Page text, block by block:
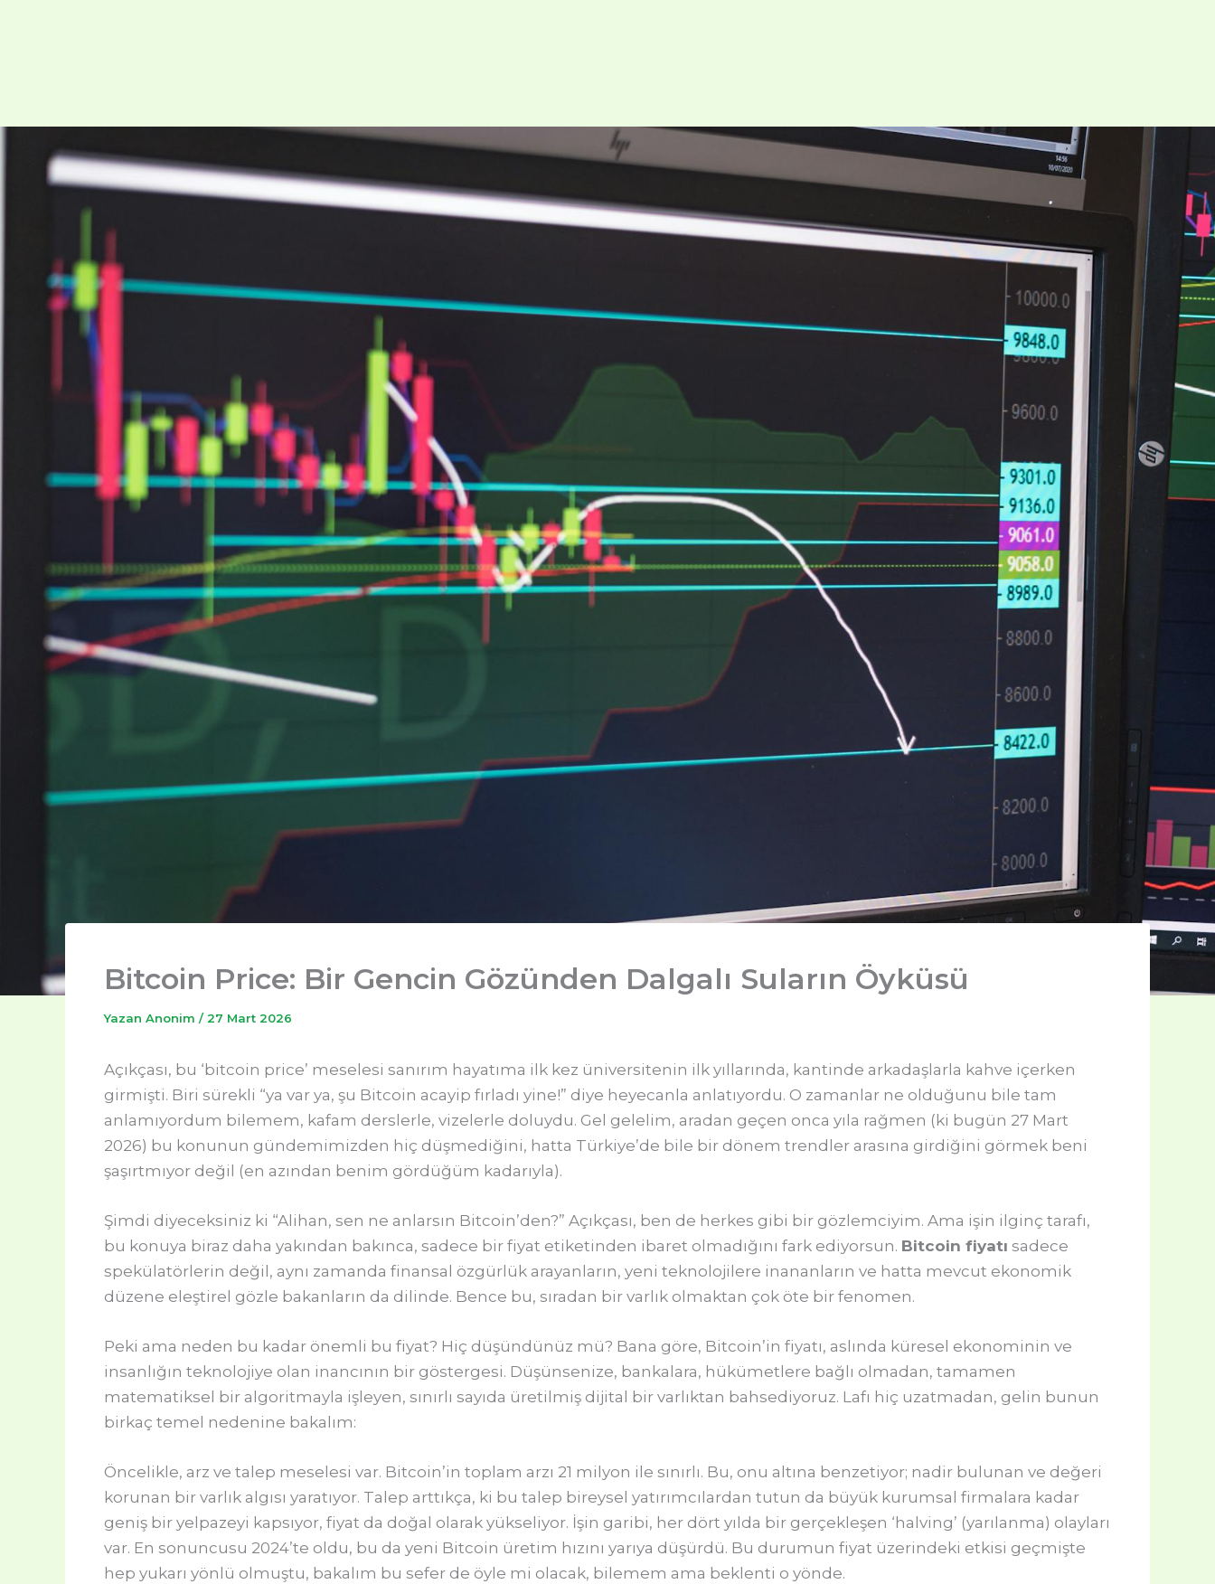
Bitcoin Price: Bir Gencin Gözünden Dalgalı Suların Öyküsü
Yazan Anonim / 27 Mart 2026
Açıkçası, bu ‘bitcoin price’ meselesi sanırım hayatıma ilk kez üniversitenin ilk yıllarında, kantinde arkadaşlarla kahve içerken
girmişti. Biri sürekli “ya var ya, şu Bitcoin acayip fırladı yine!” diye heyecanla anlatıyordu. O zamanlar ne olduğunu bile tam
anlamıyordum bilemem, kafam derslerle, vizelerle doluydu. Gel gelelim, aradan geçen onca yıla rağmen (ki bugün 27 Mart
2026) bu konunun gündemimizden hiç düşmediğini, hatta Türkiye’de bile bir dönem trendler arasına girdiğini görmek beni
şaşırtmıyor değil (en azından benim gördüğüm kadarıyla).
Şimdi diyeceksiniz ki “Alihan, sen ne anlarsın Bitcoin’den?” Açıkçası, ben de herkes gibi bir gözlemciyim. Ama işin ilginç tarafı,
bu konuya biraz daha yakından bakınca, sadece bir fiyat etiketinden ibaret olmadığını fark ediyorsun. Bitcoin fiyatı sadece
spekülatörlerin değil, aynı zamanda finansal özgürlük arayanların, yeni teknolojilere inananların ve hatta mevcut ekonomik
düzene eleştirel gözle bakanların da dilinde. Bence bu, sıradan bir varlık olmaktan çok öte bir fenomen.
Peki ama neden bu kadar önemli bu fiyat? Hiç düşündünüz mü? Bana göre, Bitcoin’in fiyatı, aslında küresel ekonominin ve
insanlığın teknolojiye olan inancının bir göstergesi. Düşünsenize, bankalara, hükümetlere bağlı olmadan, tamamen
matematiksel bir algoritmayla işleyen, sınırlı sayıda üretilmiş dijital bir varlıktan bahsediyoruz. Lafı hiç uzatmadan, gelin bunun
birkaç temel nedenine bakalım:
Öncelikle, arz ve talep meselesi var. Bitcoin’in toplam arzı 21 milyon ile sınırlı. Bu, onu altına benzetiyor; nadir bulunan ve değeri
korunan bir varlık algısı yaratıyor. Talep arttıkça, ki bu talep bireysel yatırımcılardan tutun da büyük kurumsal firmalara kadar
geniş bir yelpazeyi kapsıyor, fiyat da doğal olarak yükseliyor. İşin garibi, her dört yılda bir gerçekleşen ‘halving’ (yarılanma) olayları
var. En sonuncusu 2024’te oldu, bu da yeni Bitcoin üretim hızını yarıya düşürdü. Bu durumun fiyat üzerindeki etkisi geçmişte
hep yukarı yönlü olmuştu, bakalım bu sefer de öyle mi olacak, bilemem ama beklenti o yönde.